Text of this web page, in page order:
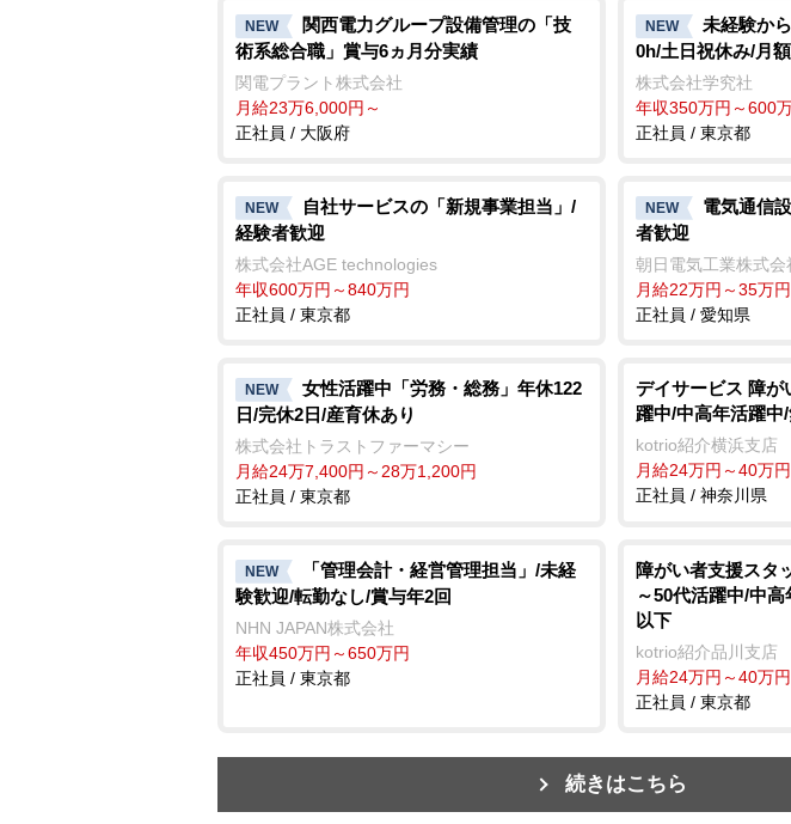
NEW
関西電力グループ設備管理の「技
術系総合職」賞与6ヵ月分実績
関電プラント株式会社
月給23万6,000円～
正社員 / 大阪府
NEW
未経験か
0h/土日祝休み/月
株式会社学究社
年収350万円～600
正社員 / 東京都
NEW
自社サービスの「新規事業担当」/
経験者歓迎
株式会社AGE technologies
年収600万円～840万円
正社員 / 東京都
NEW
電気通信
者歓迎
朝日電気工業株式会
月給22万円～35万円
正社員 / 愛知県
NEW
女性活躍中「労務・総務」年休122
日/完休2日/産育休あり
株式会社トラストファーマシー
月給24万7,400円～28万1,200円
正社員 / 東京都
デイサービス 障が
躍中/中高年活躍中
kotrio紹介横浜支店
月給24万円～40万円
正社員 / 神奈川県
NEW
「管理会計・経営管理担当」/未経
験歓迎/転勤なし/賞与年2回
NHN JAPAN株式会社
年収450万円～650万円
正社員 / 東京都
障がい者支援スタ
～50代活躍中/中
以下
kotrio紹介品川支店
月給24万円～40万円
正社員 / 東京都
続きはこちら